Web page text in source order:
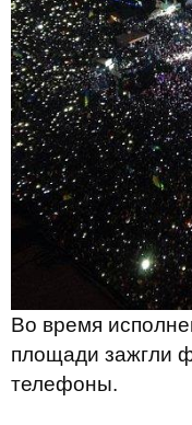
Во время
площади зажгли
телефоны.